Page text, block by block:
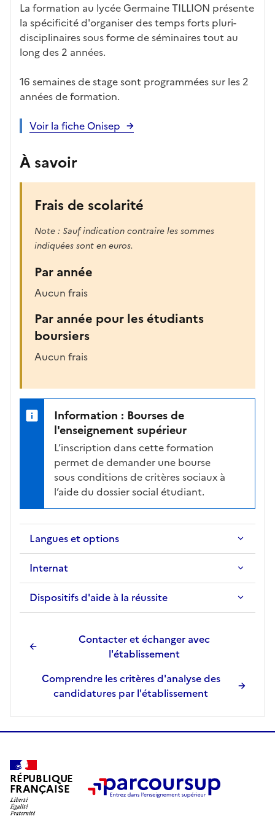
La formation au lycée Germaine TILLION présente
la spécificité d'organiser des temps forts pluri-
disciplinaires sous forme de séminaires tout au
long des 2 années.
16 semaines de stage sont programmées sur les 2
années de formation.
Voir la fiche Onisep
À savoir
Frais de scolarité
Note : Sauf indication contraire les sommes
indiquées sont en euros.
Par année
Aucun frais
Par année pour les étudiants
boursiers
Aucun frais
Information : Bourses de
l'enseignement supérieur
L’inscription dans cette formation
permet de demander une bourse
sous conditions de critères sociaux à
l’aide du dossier social étudiant.
Langues et options
Internat
Dispositifs d'aide à la réussite
Contacter et échanger avec
l'établissement
Comprendre les critères d'analyse des
candidatures par l'établissement
RÉPUBLIQUE
FRANÇAISE